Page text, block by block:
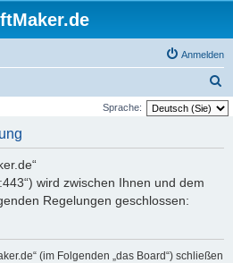
Anmelden
u
Sprache:
wird zwischen Ihnen und dem
Regelungen geschlossen:
(im Folgenden „das Board“) schließen